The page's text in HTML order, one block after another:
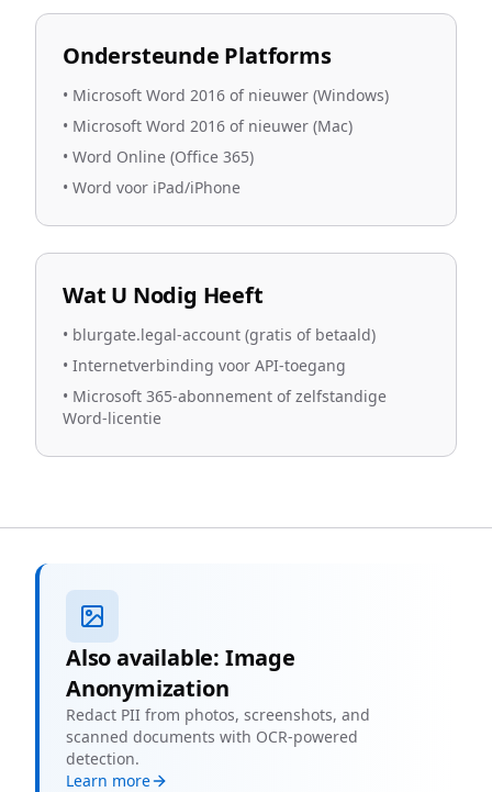
Ondersteunde Platforms
• Microsoft Word 2016 of nieuwer (Windows)
• Microsoft Word 2016 of nieuwer (Mac)
• Word Online (Office 365)
• Word voor iPad/iPhone
Wat U Nodig Heeft
• blurgate.legal-account (gratis of betaald)
• Internetverbinding voor API-toegang
• Microsoft 365-abonnement of zelfstandige
Word-licentie
Also available: Image
Anonymization
Redact PII from photos, screenshots, and
scanned documents with OCR-powered
detection.
Learn more